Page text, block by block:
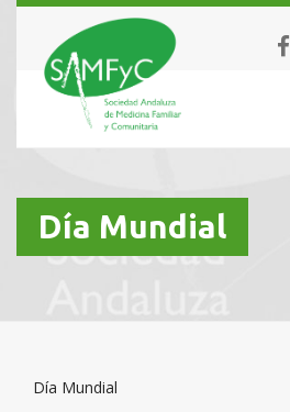
Día Mundial
Día Mundial